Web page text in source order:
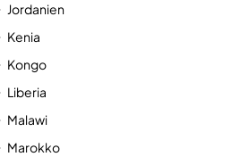
Jordanien
Kenia
Kongo
Liberia
Malawi
Marokko